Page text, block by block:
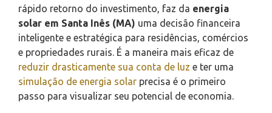
rápido retorno do investimento, faz da energia
solar em Santa Inês (MA) uma decisão financeira
inteligente e estratégica para residências, comércios
e propriedades rurais. É a maneira mais eficaz de
reduzir drasticamente sua conta de luz e ter uma
simulação de energia solar precisa é o primeiro
passo para visualizar seu potencial de economia.